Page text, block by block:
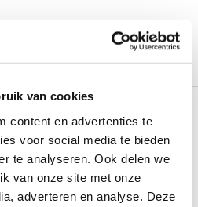
van cookies
content en advertenties te
voor social media te bieden
te analyseren. Ook delen we
van onze site met onze
adverteren en analyse. Deze
college-
moller